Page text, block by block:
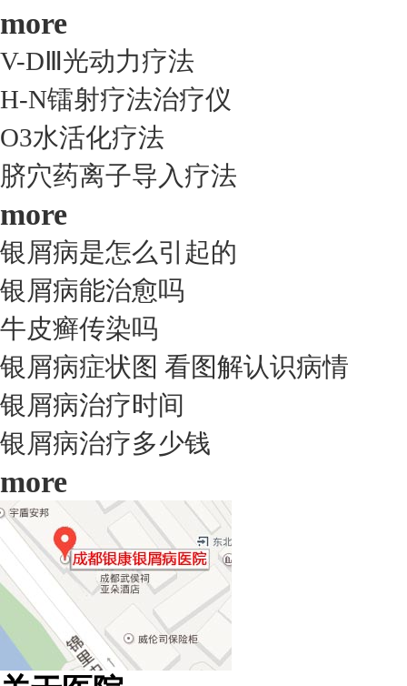
more
V-DⅢ光动力疗法
H-N镭射疗法治疗仪
O3水活化疗法
脐穴药离子导入疗法
more
银屑病是怎么引起的
银屑病能治愈吗
牛皮癣传染吗
银屑病症状图 看图解认识病情
银屑病治疗时间
银屑病治疗多少钱
more